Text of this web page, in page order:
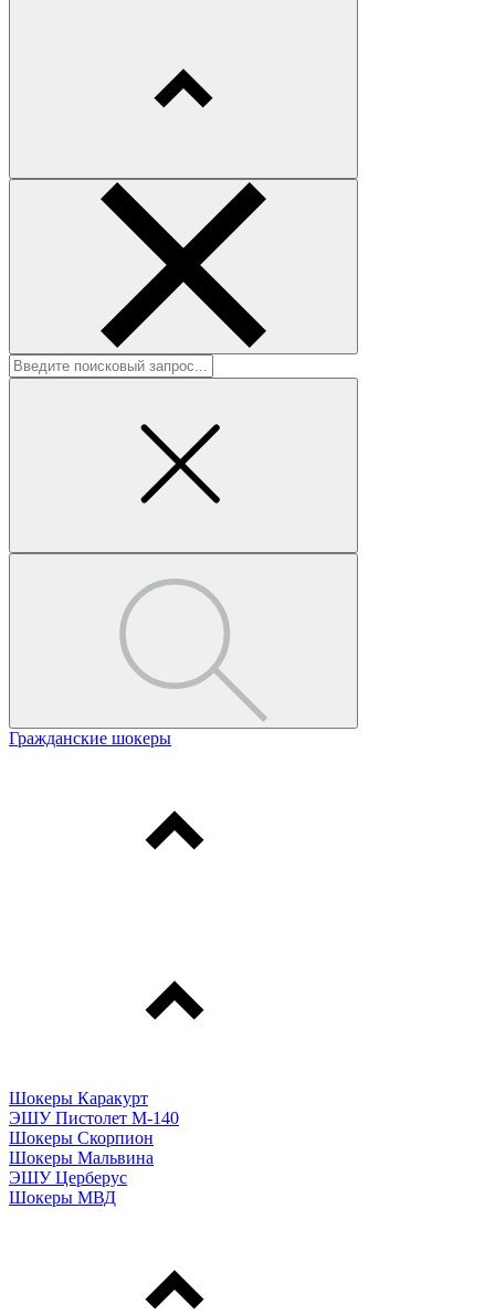
Гражданские шокеры
Шокеры Каракурт
ЭШУ Пистолет М-140
Шокеры Скорпион
Шокеры Мальвина
ЭШУ Церберус
Шокеры МВД